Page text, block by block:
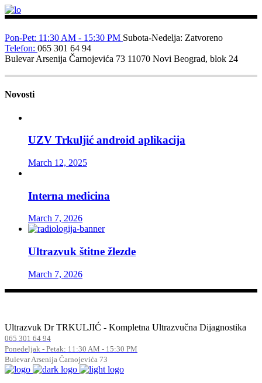
Pon-Pet: 11:30 AM - 15:30 PM Subota-Nedelja: Zatvoreno
Telefon: 065 301 64 94
Bulevar Arsenija Čarnojevića 73 11070 Novi Beograd, blok 24
Novosti
UZV Trkuljić android aplikacija
March 12, 2025
Interna medicina
March 7, 2026
Ultrazvuk štitne žlezde
March 7, 2026
Ultrazvuk Dr TRKULJIĆ - Kompletna Ultrazvučna Dijagnostika
065 301 64 94
Ponedeljak - Petak: 11:30 AM - 15:30 PM
Bulevar Arsenija Čarnojevića 73